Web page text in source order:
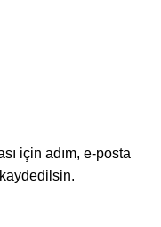
için adım, e-posta